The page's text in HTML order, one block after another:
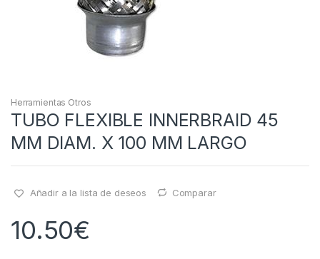
Herramientas Otros
TUBO FLEXIBLE INNERBRAID 45
MM DIAM. X 100 MM LARGO
Añadir a la lista de deseos Comparar
10.50€